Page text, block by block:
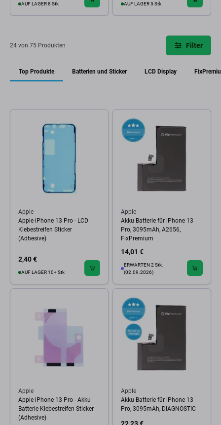
AUF LAGER 8 Stk AUF LAGER 5 Stk
24 von 75 Produkten Filter
Top Produkte Batterien und Sticker LCD Display
Apple
Apple iPhone 13 Pro - LCD
Klebestreifen Sticker
(Adhesive)
2,40 €
AUF LAGER 10+ Stk
Apple
Akku Batterie für iPhone 13
Pro, 3095mAh, A2656,
FixPremium
14,01 €
ERWARTEN 2 Stk,
(02.09.2026)
Apple
Apple iPhone 13 Pro - Akku
Batterie Klebestreifen Sticker
(Adhesive)
Apple
Akku Batterie für iPhone 13
Pro, 3095mAh, DIAGNOSTIC